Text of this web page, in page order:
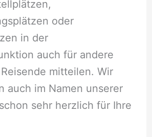
oder
in der
auch für andere
mitteilen. Wir
auch im Namen unserer
sehr herzlich für Ihre